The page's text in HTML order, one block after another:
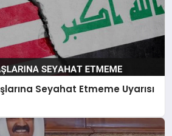
Seyahat Etmeme Uyarısı